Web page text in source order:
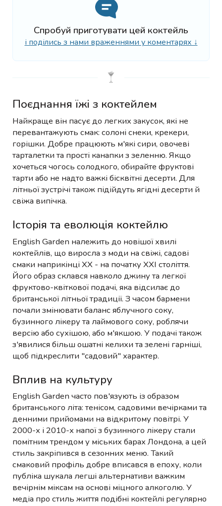
Спробуй приготувати цей коктейль
і поділись з нами враженнями у коментарях ↓
Поєднання їжі з коктейлем
Найкраще він пасує до легких закусок, які не
перевантажують смак: солоні снеки, крекери,
горішки. Добре працюють м'які сири, овочеві
тарталетки та прості канапки з зеленню. Якщо
хочеться чогось солодкого, обирайте фруктові
тарти або не надто важкі бісквітні десерти. Для
літньої зустрічі також підійдуть ягідні десерти й
свіжа випічка.
Історія та еволюція коктейлю
English Garden належить до новішої хвилі
коктейлів, що виросла з моди на свіжі, садові
смаки наприкінці XX - на початку XXI століття.
Його образ склався навколо джину та легкої
фруктово-квіткової подачі, яка відсилає до
британської літньої традиції. З часом бармени
почали змінювати баланс яблучного соку,
бузинного лікеру та лаймового соку, роблячи
версію або сухішою, або м'якшою. У подачі також
з'явилися більш ошатні келихи та зелені гарніші,
щоб підкреслити "садовий" характер.
Вплив на культуру
English Garden часто пов'язують із образом
британського літа: тенісом, садовими вечірками та
денними прийомами на відкритому повітрі. У
2000-х і 2010-х напої з бузинного лікеру стали
помітним трендом у міських барах Лондона, а цей
стиль закріпився в сезонних меню. Такий
смаковий профіль добре вписався в епоху, коли
публіка шукала легші альтернативи важким
вечірнім міксам на основі міцного алкоголю. У
медіа про стиль життя подібні коктейлі регулярно